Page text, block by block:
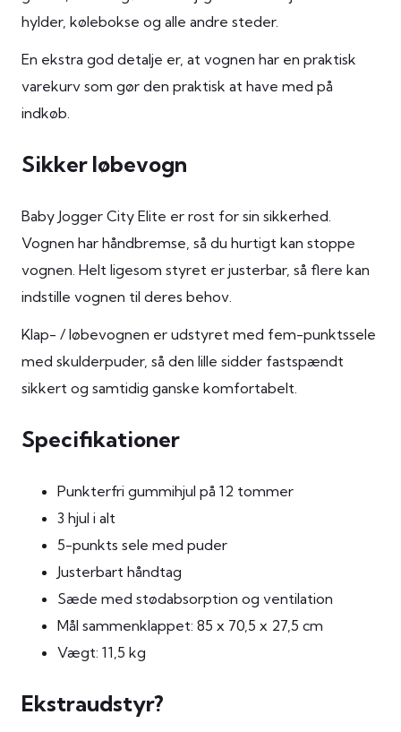
hylder, kølebokse og alle andre steder.
En ekstra god detalje er, at vognen har en praktisk
varekurv som gør den praktisk at have med på
indkøb.
Sikker løbevogn
Baby Jogger City Elite er rost for sin sikkerhed.
Vognen har håndbremse, så du hurtigt kan stoppe
vognen. Helt ligesom styret er justerbar, så flere kan
indstille vognen til deres behov.
Klap- / løbevognen er udstyret med fem-punktssele
med skulderpuder, så den lille sidder fastspændt
sikkert og samtidig ganske komfortabelt.
Specifikationer
Punkterfri gummihjul på 12 tommer
3 hjul i alt
5-punkts sele med puder
Justerbart håndtag
Sæde med stødabsorption og ventilation
Mål sammenklappet: 85 x 70,5 x 27,5 cm
Vægt: 11,5 kg
Ekstraudstyr?